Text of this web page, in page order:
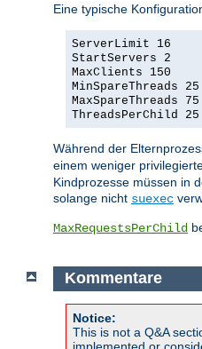
Eine typische
ServerLimit 16
StartServers 2
MaxClients 150
MinSpareThreads 25
MaxSpareThreads 75
ThreadsPerChild 25
Während der
einem weniger
Kindprozesse müssen in
solange nicht suexec
MaxRequestsPerChild
Kommentare
Notice:
This is not a Q&A